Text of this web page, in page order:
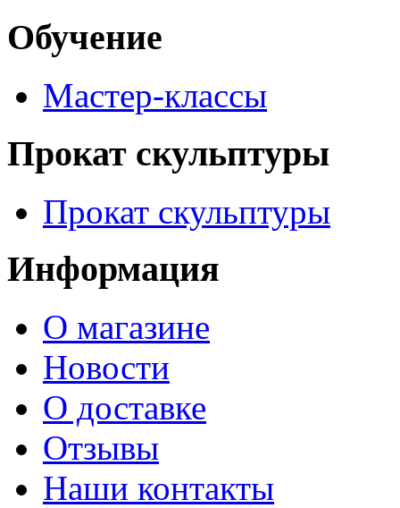
Обучение
Мастер-классы
Прокат скульптуры
Прокат скульптуры
Информация
О магазине
Новости
О доставке
Отзывы
Наши контакты